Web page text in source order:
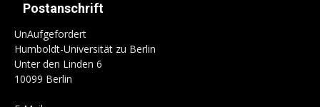
Postanschrift
UnAufgefordert
Humboldt-Universität zu Berlin
Unter den Linden 6
10099 Berlin